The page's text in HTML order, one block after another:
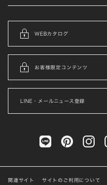
WEBカタログ
お客様限定コンテンツ
LINE・メールニュース登録
関連サイト サイトのご利用について